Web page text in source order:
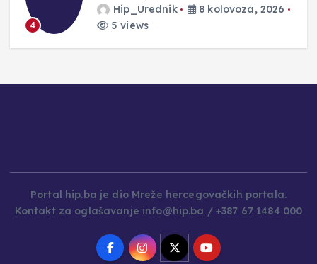
4
Hip_Urednik
8 kolovoza, 2026
5 views
Portal hip.ba je dio Mreže hercegovačkih portala.
Kontakt za oglašavanje info@hip.ba / +387 67 1484 000